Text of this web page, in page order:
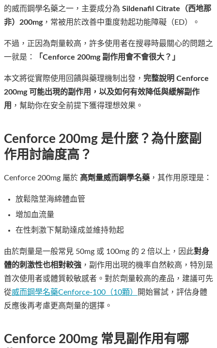
的威而鋼學名藥之一，主要成分為 Sildenafil Citrate（西地那
非）200mg，常被用於改善中重度勃起功能障礙（ED）。
不過，正因為劑量較高，許多使用者在搜尋時最關心的問題之
一就是：
「Cenforce 200mg 副作用會不會很大？」
本文將從實際使用回饋與藥理機制出發， 完整說明 Cenforce
200mg 可能出現的副作用，以及如何有效降低與緩解副作
用 ，幫助你在安全前提下獲得理想效果。
Cenforce 200mg 是什麼？為什麼副
作用討論度高？
Cenforce 200mg 屬於 高劑量威而鋼學名藥 ，其作用原理是：
放鬆陰莖海綿體血管
增加血流量
在性刺激下幫助達成並維持勃起
由於劑量是一般常見 50mg 或 100mg 的 2 倍以上，因此對身
體的刺激性也相對較強 ，副作用出現的機率自然較高，特別是
首次使用者或體質較敏感者。對於劑量較高的產品，建議可先
從威而鋼學名藥Cenforce-100（10顆）
開始嘗試，評估身體
反應後再考慮更高劑量的選擇。
Cenforce 200mg 常見副作用有哪